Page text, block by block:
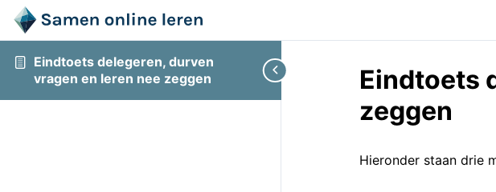
Eindtoets delegeren, durven
vragen en leren nee zeggen
Eindtoets
zeggen
Hieronder staan drie